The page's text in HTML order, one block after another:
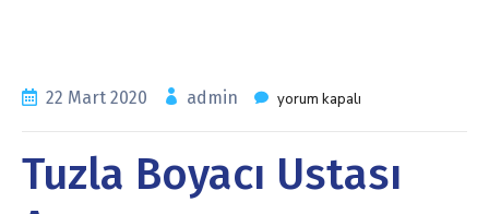
22 Mart 2020 admin yorum kapalı
Tuzla Boyacı Ustası